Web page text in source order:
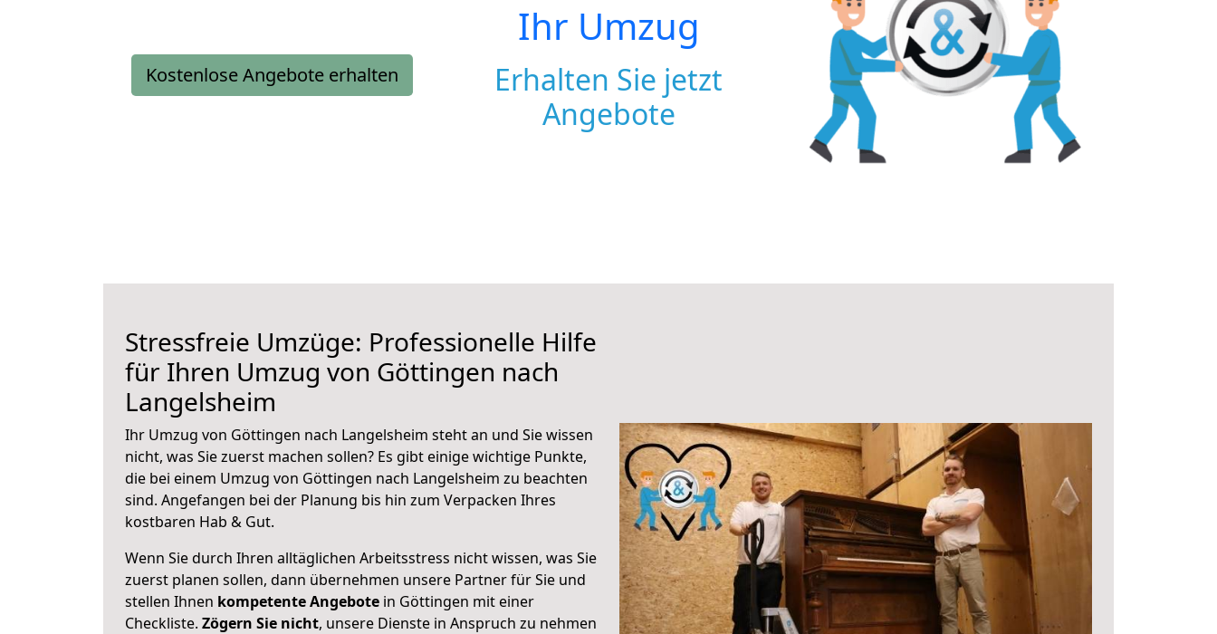
Kostenlose Angebote erhalten
Ihr Umzug
Erhalten Sie jetzt
Angebote
Stressfreie Umzüge: Professionelle Hilfe
für Ihren Umzug von Göttingen nach
Langelsheim
Ihr Umzug von Göttingen nach Langelsheim steht an und Sie wissen
nicht, was Sie zuerst machen sollen? Es gibt einige wichtige Punkte,
die bei einem Umzug von Göttingen nach Langelsheim zu beachten
sind. Angefangen bei der Planung bis hin zum Verpacken Ihres
kostbaren Hab & Gut.
Wenn Sie durch Ihren alltäglichen Arbeitsstress nicht wissen, was Sie
zuerst planen sollen, dann übernehmen unsere Partner für Sie und
stellen Ihnen kompetente Angebote in Göttingen mit einer
Checkliste. Zögern Sie nicht, unsere Dienste in Anspruch zu nehmen